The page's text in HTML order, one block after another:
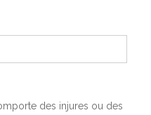
des injures ou des